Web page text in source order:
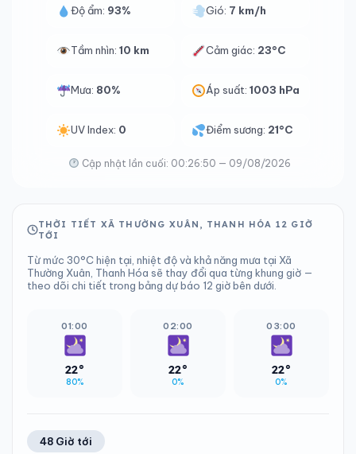
Độ ẩm: 93% Gió: 7 km/h
Tầm nhìn: 10 km Cảm giác: 23°C
Mưa: 80% Áp suất:1003 hPa
UV Index: 0 Điểm sương: 21°C
Cập nhật lần cuối: 00:26:50 — 09/08/2026
THỜI TIẾT XÃ THƯỜNG XUÂN, THANH HÓA 12 GIỜ
TỚI
Từ mức 30°C hiện tại, nhiệt độ và khả năng mưa tại Xã
Thường Xuân, Thanh Hóa sẽ thay đổi qua từng khung giờ —
theo dõi chi tiết trong bảng dự báo 12 giờ bên dưới.
01:00
22°
80%
02:00
22°
0%
03:00
22°
0%
48 Giờ tới